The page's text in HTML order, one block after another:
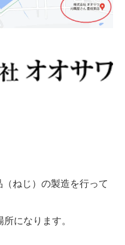
ねじ）の製造を行って
になります。